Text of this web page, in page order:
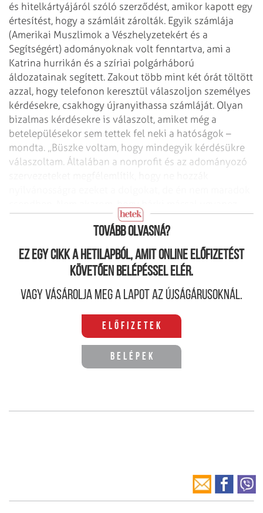
és hitelkártyájáról szóló szerződést, amikor kapott egy
értesítést, hogy a számláit zárolták. Egyik számlája
(Amerikai Muszlimok a Vészhelyzetekért és a
Segítségért) adományoknak volt fenntartva, ami a
Katrina hurrikán és a szíriai polgárháború
áldozatainak segített. Zakout több mint két órát töltött
azzal, hogy telefonon keresztül válaszoljon személyes
kérdésekre, csakhogy újranyithassa számláját. Olyan
bizalmas kérdésekre is válaszolt, amiket még a
betelepülésekor sem tettek fel neki a hatóságok –
mondta. „Büszke voltam, hogy mindegyik kérdésükre
válaszoltam. Általában a nonprofit és az adományozó
Tovább olvasná?
Ez egy cikk a hetilapból, amit online előfizetést
követően belépéssel elér.
Vagy vásárolja meg a lapot az újságárusoknál.
Előfizetek
Belépek